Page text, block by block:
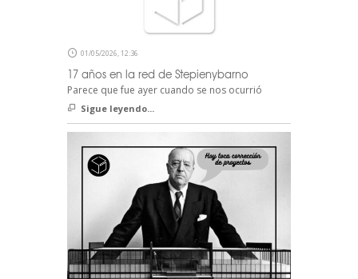
01/05/2026, 12:36
17 años en la red de Stepienybarno
Parece que fue ayer cuando se nos ocurrió
Sigue leyendo...